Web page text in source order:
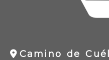
Camino de